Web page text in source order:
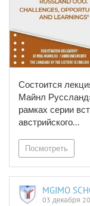
Состоится
Майнл
рамках серии
австрийского...
Посмотреть
03 декабря